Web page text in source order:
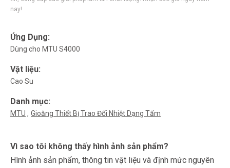
nay!
Ứng Dụng:
Dùng cho MTU S4000
Vật liệu:
Cao Su
Danh mục:
MTU Gioăng Thiết Bị Trao Đổi Nhiệt Dạng Tấm
Vì sao tôi không thấy hình ảnh sản phẩm?
Hình ảnh sản phẩm, thông tin vật liệu và định mức nguyên